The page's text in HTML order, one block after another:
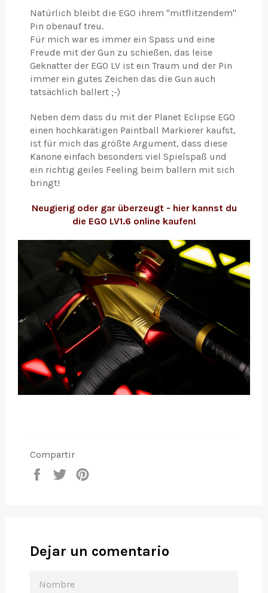
Natürlich bleibt die EGO ihrem "mitflitzendem"
Pin obenauf treu.
Für mich war es immer ein Spass und eine
Freude mit der Gun zu schießen, das leise
Geknatter der EGO LV ist ein Traum und der Pin
immer ein gutes Zeichen das die Gun auch
tatsächlich ballert ;-)
Neben dem dass du mit der Planet Eclipse EGO
einen hochkarätigen Paintball Markierer kaufst,
ist für mich das größte Argument, dass diese
Kanone einfach besonders viel Spielspaß und
ein richtig geiles Feeling beim ballern mit sich
bringt!
Neugierig oder gar überzeugt - hier kannst du
die EGO LV1.6 online kaufen!
Compartir
Compartir
Tuitear
Dejar un comentario